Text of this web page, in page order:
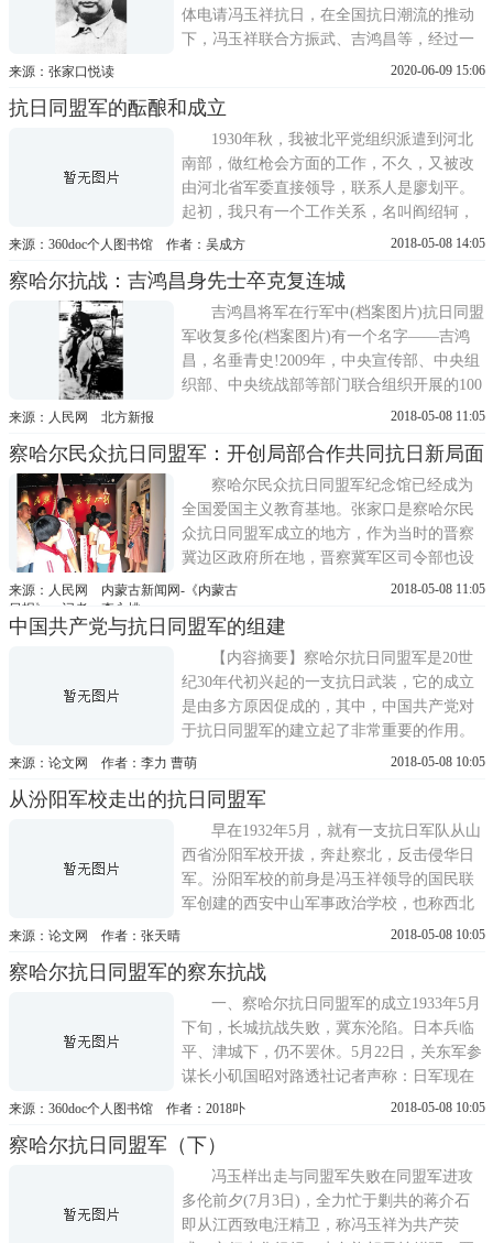
体电请冯玉祥抗日，在全国抗日潮流的推动
下，冯玉祥联合方振武、吉鸿昌等，经过一
段时间的酝酿和准备，于1933年5月26日，在
同盟军。冯玉祥任同盟军总司令。6月，在张
家口召开同盟军第一次代表大会，通过了
《关于民众抗日同盟军纲领
来源：张家口悦读 2020-06-09 15:06
抗日同盟军的酝酿和成立
1930年秋，我被北平党组织派遣到河北
南部，做红枪会方面的工作，不久，又被改
由河北省军委直接领导，联系人是廖划平。
起初，我只有一个工作关系，名叫阎绍轲，
他是磁县彭镇人。1927年，他在北平某大学
同红枪会上层人物有联系并与他们结拜为兄
弟。红枪会中有一位是学生出身而且同情革
命的人。此人收纳了几百名红枪会...
来源：360doc个人图书馆 作者：吴成方 2018-05-08 14:05
察哈尔抗战：吉鸿昌身先士卒克复连城
吉鸿昌将军在行军中(档案图片)抗日同盟
军收复多伦(档案图片)有一个名字——吉鸿
昌，名垂青史!2009年，中央宣传部、中央组
织部、中央统战部等部门联合组织开展的100
位为新中国成立作出突出贡献的英雄模范人
活动中，吉鸿昌入榜100位为新中国成立作出
突出贡献的英雄模范人物。2014年，民政部
公布的第一批著名抗日英烈...
来源：人民网 北方新报 2018-05-08 11:05
察哈尔民众抗日同盟军：开创局部合作共同抗日新局面
察哈尔民众抗日同盟军纪念馆已经成为
全国爱国主义教育基地。张家口是察哈尔民
众抗日同盟军成立的地方，作为当时的晋察
冀边区政府所在地，晋察冀军区司令部也设
在了这里。抗日战争胜利后，这里被誉为第
国共产党领导的八路军在敌后创建的第一个
根据地，位于华北北部，处于华北抗战最前
沿，曾被中共中央誉为敌后模范的...
来源：人民网 内蒙古新闻网-《内蒙古
日报》 记者：李永桃
2018-05-08 11:05
中国共产党与抗日同盟军的组建
【内容摘要】察哈尔抗日同盟军是20世
纪30年代初兴起的一支抗日武装，它的成立
是由多方原因促成的，其中，中国共产党对
于抗日同盟军的建立起了非常重要的作用。
在民族危机不断加剧的情况下，中国共产党
军，抵抗日寇侵略，在中国人民的抗日斗争
史上，留下了光辉的一页。【关 键 词】抗日
同盟军;冯玉祥 ;中共北方特...
来源：论文网 作者：李力 曹萌 2018-05-08 10:05
从汾阳军校走出的抗日同盟军
早在1932年5月，就有一支抗日军队从山
西省汾阳军校开拔，奔赴察北，反击侵华日
军。汾阳军校的前身是冯玉祥领导的国民联
军创建的西安中山军事政治学校，也称西北
军事政治学校，简称西北军校。迁至开封后
李大钊派人组建的，邓希贤(小平)曾任该校
的政治处长兼政治教员，并任该校中共组织
的书记。1930年冯、阎联合讨伐...
来源：论文网 作者：张天晴 2018-05-08 10:05
察哈尔抗日同盟军的察东抗战
一、察哈尔抗日同盟军的成立1933年5月
下旬，长城抗战失败，冀东沦陷。日本兵临
平、津城下，仍不罢休。5月22日，关东军参
谋长小矶国昭对路透社记者声称：日军现在
密云、唐山线暂停进攻，日军以此进攻为消
告一段落……为保卫满洲国西境，日军有进
占张家口之必要。张家口为察哈尔首府。显
然，日军在冀东得手后，又把侵...
来源：360doc个人图书馆 作者：2018卟 2018-05-08 10:05
察哈尔抗日同盟军（下）
冯玉样出走与同盟军失败在同盟军进攻
多伦前夕(7月3日)，全力忙于剿共的蒋介石
即从江西致电汪精卫，称冯玉祥为共产荧